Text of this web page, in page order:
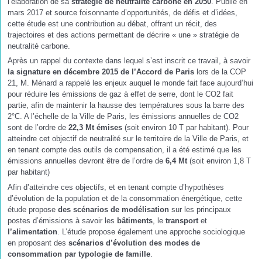
mars 2017 et source foisonnante d’opportunités, de défis et d’idées,
cette étude est une contribution au débat, offrant un récit, des
trajectoires et des actions permettant de décrire « une » stratégie de
neutralité carbone.
Après un rappel du contexte dans lequel s’est inscrit ce travail, à savoir
la signature en décembre 2015 de l’Accord de Paris lors de la COP
21, M. Ménard a rappelé les enjeux auquel le monde fait face aujourd’hui
pour réduire les émissions de gaz à effet de serre, dont le CO2 fait
partie, afin de maintenir la hausse des températures sous la barre des
2°C. A l’échelle de la Ville de Paris, les émissions annuelles de CO2
sont de l’ordre de 22,3 Mt émises (soit environ 10 T par habitant). Pour
atteindre cet objectif de neutralité sur le territoire de la Ville de Paris, et
en tenant compte des outils de compensation, il a été estimé que les
émissions annuelles devront être de l’ordre de 6,4 Mt (soit environ 1,8 T
par habitant)
Afin d’atteindre ces objectifs, et en tenant compte d’hypothèses
d’évolution de la population et de la consommation énergétique, cette
étude propose des scénarios de modélisation sur les principaux
postes d’émissions à savoir les bâtiments , le transport et
l’alimentation . L’étude propose également une approche sociologique
en proposant des scénarios d’évolution des modes de
consommation par typologie de famille